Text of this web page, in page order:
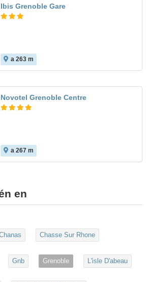
Ibis Grenoble Gare
a 263 m
Novotel Grenoble Centre
a 267 m
en
Chasse Sur Rhone
Gnb Grenoble L'isle D'abeau